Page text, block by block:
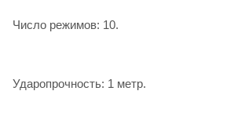
Число режимов: 10.
Ударопрочность: 1 метр.